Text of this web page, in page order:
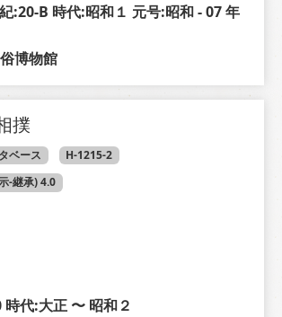
:20-B 時代:昭和１ 元号:昭和 - 07 年
博物館
撲
ベース
H-1215-2
-継承) 4.0
代:大正 〜 昭和２